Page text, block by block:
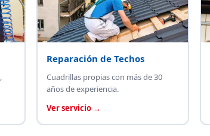
Reparación de Techos
Cuadrillas propias con más de 30
años de experiencia.
Ver servicio →